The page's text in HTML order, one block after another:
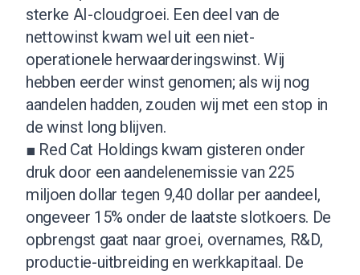
sterke AI-cloudgroei. Een deel van de
nettowinst kwam wel uit een niet-
operationele herwaarderingswinst. Wij
hebben eerder winst genomen; als wij nog
aandelen hadden, zouden wij met een stop in
de winst long blijven.
■ Red Cat Holdings kwam gisteren onder
druk door een aandelenemissie van 225
miljoen dollar tegen 9,40 dollar per aandeel,
ongeveer 15% onder de laatste slotkoers. De
opbrengst gaat naar groei, overnames, R&D,
productie-uitbreiding en werkkapitaal. De